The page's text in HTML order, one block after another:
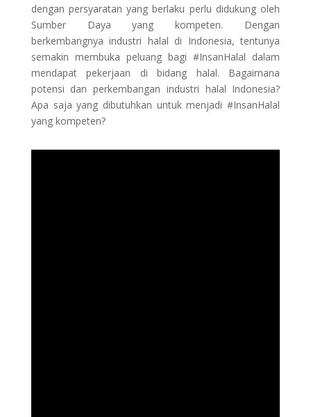
dengan persyaratan yang berlaku perlu didukung oleh
Sumber Daya yang kompeten. Dengan
berkembangnya industri halal di Indonesia, tentunya
semakin membuka peluang bagi #InsanHalal dalam
mendapat pekerjaan di bidang halal. Bagaimana
potensi dan perkembangan industri halal Indonesia?
Apa saja yang dibutuhkan untuk menjadi #InsanHalal
yang kompeten?